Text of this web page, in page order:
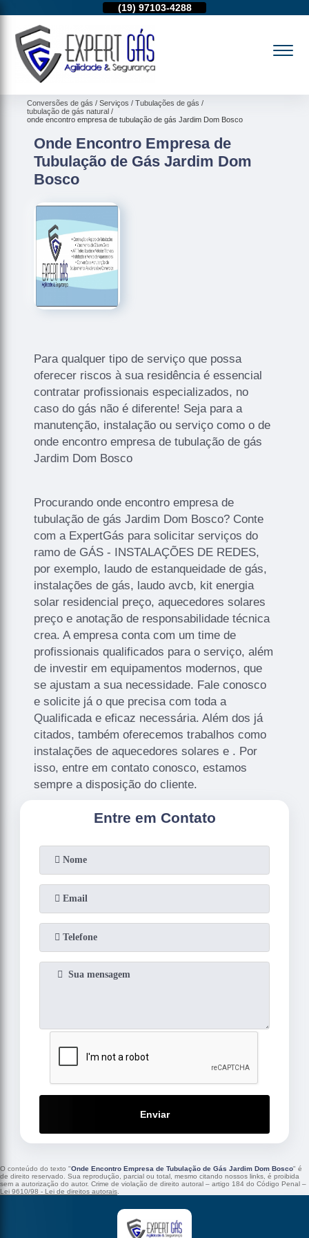
(19) 97103-4288
Conversões de gás Serviços
Tubulações de gás
tubulação de gás natural
onde encontro empresa de tubulação de gás Jardim Dom Bosco
Onde Encontro Empresa de
Tubulação de Gás Jardim Dom
Bosco
Para qualquer tipo de serviço que possa
oferecer riscos à sua residência é essencial
contratar profissionais especializados, no
caso do gás não é diferente! Seja para a
manutenção, instalação ou serviço como o de
onde encontro empresa de tubulação de gás
Jardim Dom Bosco
Procurando onde encontro empresa de
tubulação de gás Jardim Dom Bosco? Conte
com a ExpertGás para solicitar serviços do
ramo de GÁS - INSTALAÇÕES DE REDES,
por exemplo, laudo de estanqueidade de gás,
instalações de gás, laudo avcb, kit energia
solar residencial preço, aquecedores solares
preço e anotação de responsabilidade técnica
crea. A empresa conta com um time de
profissionais qualificados para o serviço, além
de investir em equipamentos modernos, que
se ajustam a sua necessidade. Fale conosco
e solicite já o que precisa com toda a
Qualificada e eficaz necessária. Além dos já
citados, também oferecemos trabalhos como
instalações de aquecedores solares e . Por
isso, entre em contato conosco, estamos
sempre a disposição do cliente.
Entre em Contato
Enviar
O conteúdo do texto "Onde Encontro Empresa de Tubulação de Gás Jardim Dom Bosco" é
de direito reservado. Sua reprodução, parcial ou total, mesmo citando nossos links, é proibida
sem a autorização do autor. Crime de violação de direito autoral – artigo 184 do Código Penal –
Lei 9610/98 - Lei de direitos autorais